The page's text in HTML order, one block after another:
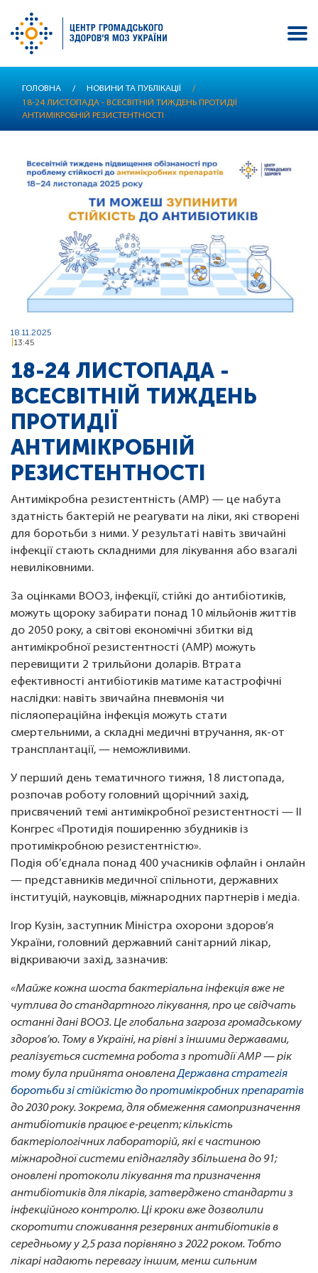
ГОЛОВНА / НОВИНИ ТА ПУБЛІКАЦІЇ
/
18-24 ЛИСТОПАДА - ВСЕСВІТНІЙ ТИЖДЕНЬ ПРОТИДІЇ
АНТИМІКРОБНІЙ РЕЗИСТЕНТНОСТІ
18.11.2025
13:45
18-24 ЛИСТОПАДА -
ВСЕСВІТНІЙ ТИЖДЕНЬ
ПРОТИДІЇ
АНТИМІКРОБНІЙ
РЕЗИСТЕНТНОСТІ
Антимікробна резистентність (АМР) — це набута
здатність бактерій не реагувати на ліки, які створені
для боротьби з ними. У результаті навіть звичайні
інфекції стають складними для лікування або взагалі
невиліковними.
За оцінками ВООЗ, інфекції, стійкі до антибіотиків,
можуть щороку забирати понад 10 мільйонів життів
до 2050 року, а світові економічні збитки від
антимікробної резистентності (АМР) можуть
перевищити 2 трильйони доларів. Втрата
ефективності антибіотиків матиме катастрофічні
наслідки: навіть звичайна пневмонія чи
післяопераційна інфекція можуть стати
смертельними, а складні медичні втручання, як-от
трансплантації, — неможливими.
У перший день тематичного тижня, 18 листопада,
розпочав роботу головний щорічний захід,
присвячений темі антимікробної резистентності — ІІ
Конгрес «Протидія поширенню збудників із
протимікробною резистентністю».
Подія об’єднала понад 400 учасників офлайн і онлайн
— представників медичної спільноти, державних
інституцій, науковців, міжнародних партнерів і медіа.
Ігор Кузін, заступник Міністра охорони здоров’я
України, головний державний санітарний лікар,
відкриваючи захід, зазначив:
«Майже кожна шоста бактеріальна інфекція вже не
чутлива до стандартного лікування, про це свідчать
останні дані ВООЗ. Це глобальна загроза громадському
здоров’ю. Тому в Україні, на рівні з іншими державами,
реалізується системна робота з протидії АМР — рік
тому була прийнята оновленаДержавна стратегія
боротьби зі стійкістю до протимікробних препаратів
до 2030 року. Зокрема, для обмеження самопризначення
антибіотиків працює е-рецепт; кількість
бактеріологічних лабораторій, які є частиною
міжнародної системи епіднагляду збільшена до 91;
оновлені протоколи лікування та призначення
антибіотиків для лікарів, затверджено стандарти з
інфекційного контролю. Ці кроки вже дозволили
скоротити споживання резервних антибіотиків в
середньому у 2,5 раза порівняно з 2022 роком. Тобто
лікарі надають перевагу іншим, менш сильним